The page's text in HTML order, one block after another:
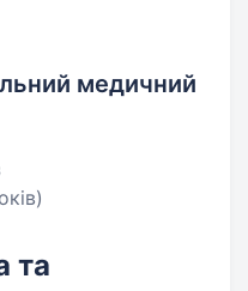
медичний
та